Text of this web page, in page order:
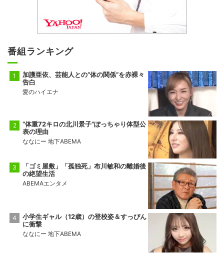
番組ランキング
加護亜依、芸能人との“体の関係”を赤裸々
告白
愛のハイエナ
“体重72キロの北川景子”ぽっちゃり体型公
表の理由
ななにー 地下ABEMA
「ゴミ屋敷」「孤独死」布川敏和の離婚後
の絶望生活
ABEMAエンタメ
小学生ギャル（12歳）の登校姿＆すっぴん
に衝撃
ななにー 地下ABEMA